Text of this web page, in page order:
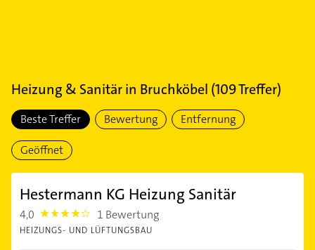
Heizung & Sanitärin Bruchköbel (109Treffer)
Beste Treffer Bewertung Entfernung
Geöffnet
Hestermann KG Heizung Sanitär
4,0 4.0 1 Bewertung
HEIZUNGS- UND LÜFTUNGSBAU